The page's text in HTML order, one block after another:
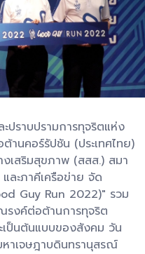
ปราบปรามการทุจริตแห่ง
านคอร์รัปชัน (ประเทศไทย)
เสริมสุขภาพ (สสส.) สมา
ละภาคีเครือข่าย จัด
Guy Run 2022)" รวม
รงค์ต่อต้านการทุจริต
ป็นต้นแบบของสังคม วัน
าเจษฎาบดินทรานุสรณ์